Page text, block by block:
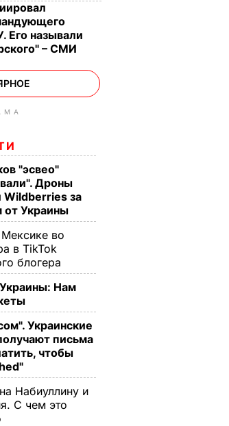
Его называли
– СМИ
"эсвео"
Дроны
Wildberries за
от Украины
во
в TikTok
блогера
Нам
Украинские
письма
чтобы
Набиуллину и
С чем это